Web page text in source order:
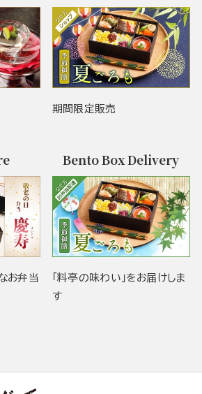
期間限定販売
お弁当
Bento Box Delivery
「料亭の味わい」をお届けしま
す